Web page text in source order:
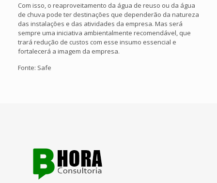
Com isso, o reaproveitamento da água de reuso ou da água
de chuva pode ter destinações que dependerão da natureza
das instalações e das atividades da empresa. Mas será
sempre uma iniciativa ambientalmente recomendável, que
trará redução de custos com esse insumo essencial e
fortalecerá a imagem da empresa.
Fonte: Safe